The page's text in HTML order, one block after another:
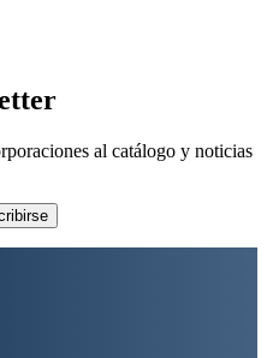
al catálogo y noticias